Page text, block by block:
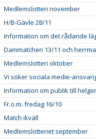
Medlemslotteri november
H/B-Gävle 28/11
Information om det rådande
Dammatchen 13/11 och
Medlemslotteri oktober
Vi söker sociala medie-
Information om publik till
Fr.o.m. fredag 16/10
Match ikväll
Medlemslotteriet september